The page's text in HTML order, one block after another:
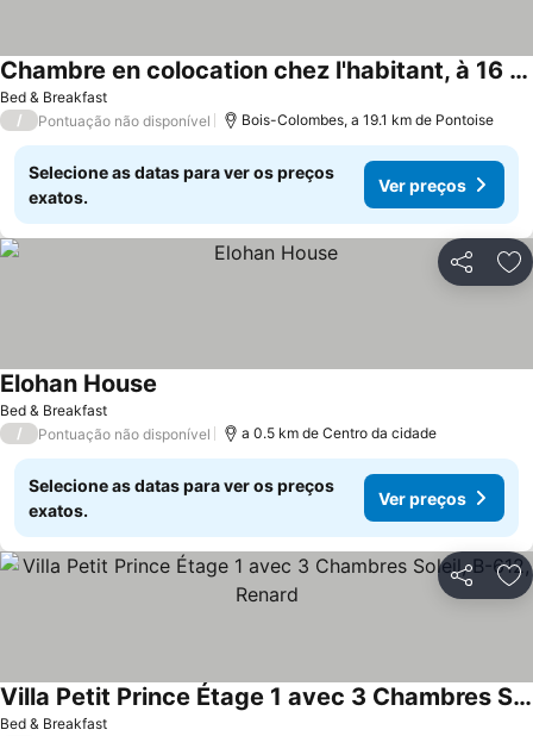
Bed & Breakfast
Chambre en colocation chez l'habitant, à 16 min de paris en métro,parking
/ Pontuação não disponível Bois-Colombes, a 19.1 km de Pontoise
Selecione as datas para ver os preços
exatos.
Ver preços
Partilhar
Bed & Breakfast
Elohan House
/ Pontuação não disponível a 0.5 km de Centro da cidade
Selecione as datas para ver os preços
exatos.
Ver preços
Partilhar
Bed & Breakfast
Villa Petit Prince Étage 1 avec 3 Chambres Soleil, B-612, Renard